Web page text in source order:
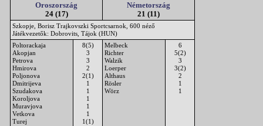
Oroszország
24 (17)
Németország
21 (11)
Szkopje, Borisz Trajkovszki Sportcsarnok, 600 néző
Játékvezetők: Dobrovits, Tájok (HUN)
Poltorackaja
Akopjan
Petrova
Hmirova
Poljonova
Dmitrijeva
Szudakova
Koroljova
Muravjova
Vetkova
Turej
8(5)
3
3
2
2(1)
1
1
1
1
1
1(1)
Melbeck
Richter
Walzik
Loerper
Althaus
Rösler
Wörz
6
5(2)
3
3(2)
2
1
1